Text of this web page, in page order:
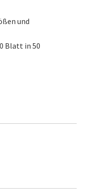
und
Blatt in 50